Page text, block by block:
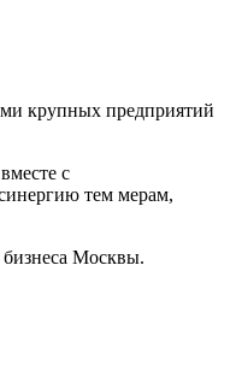
крупных предприятий
с
тем мерам,
Москвы.